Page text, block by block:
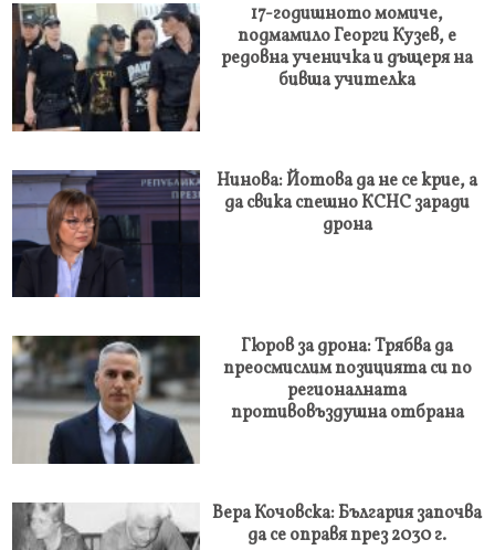
17-годишното момиче,
подмамило Георги Кузев, е
редовна ученичка и дъщеря на
бивша учителка
Нинова: Йотова да не се крие, а
да свика спешно КСНС заради
дрона
Гюров за дрона: Трябва да
преосмислим позицията си по
регионалната
противовъздушна отбрана
Вера Кочовска: България започва
да се оправя през 2030 г.